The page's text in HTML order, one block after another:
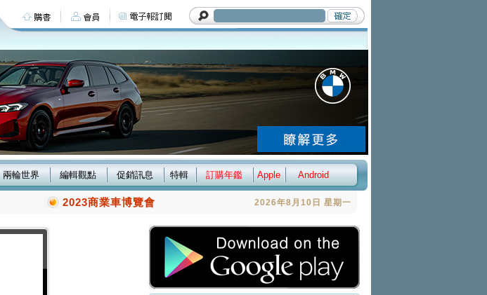
兩輪世界 編輯觀點 促銷訊息 特輯 訂購年鑑 Apple Android
2023商業車博覽會 2026年8月10日 星期一